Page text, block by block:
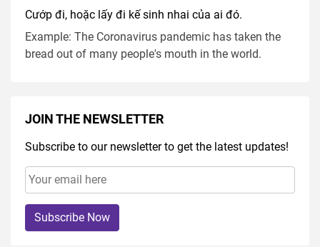
Cướp đi, hoặc lấy đi kế sinh nhai của ai đó.
Example: The Coronavirus pandemic has taken the
bread out of many people's mouth in the world.
JOIN THE NEWSLETTER
Subscribe to our newsletter to get the latest updates!
Subscribe Now